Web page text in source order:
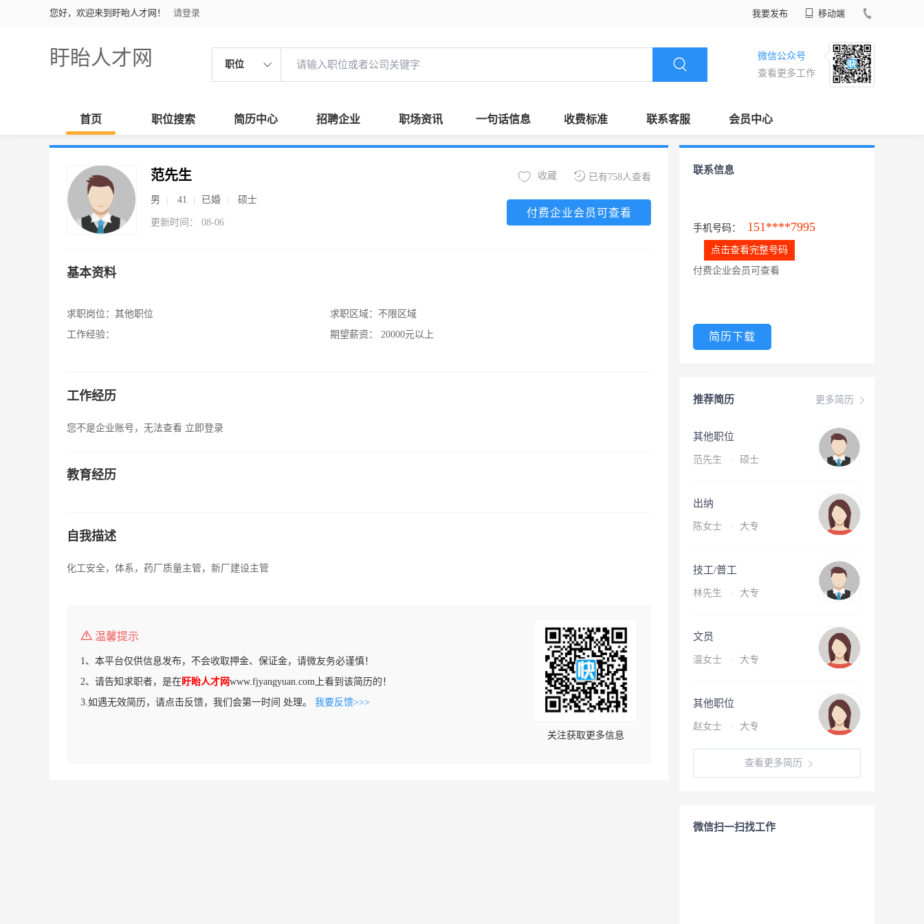
您好，欢迎来到盱眙人才网！ 请登录 我要发布 移动端
盱眙人才网 职位
微信公众号
查看更多工作
首页 职位搜索 简历中心 招聘企业 职场资讯 一句话信息 收费标准 联系客服 会员中心
范先生
男 41 已婚 硕士
更新时间： 08-06
已有758人查看
收藏
付费企业会员可查看
基本资料
求职岗位： 其他职位
工作经验：
求职区域： 不限区域
期望薪资：
20000元以上
工作经历
您不是企业账号，无法查看 立即登录
教育经历
自我描述
化工安全，体系，药厂质量主管，新厂建设主管
温馨提示
1、本平台仅供信息发布，不会收取押金、保证金，请微友务必谨慎！
2、请告知求职者，是在盱眙人才网www.fjyangyuan.com上看到该简历的！
3.如遇无效简历，请点击反馈，我们会第一时间 处理。 我要反馈>>>
关注获取更多信息
联系信息
手机号码： 151****7995
点击查看完整号码
付费企业会员可查看
简历下载
更多简历
推荐简历
其他职位
范先生 · 硕士
出纳
陈女士 · 大专
技工/普工
林先生 · 大专
文员
温女士 · 大专
其他职位
赵女士 · 大专
查看更多简历
微信扫一扫找工作